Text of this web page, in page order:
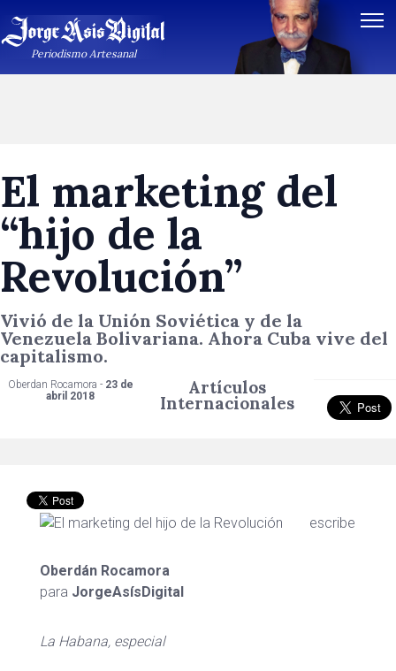
Periodismo Artesanal
El marketing del
“hijo de la
Revolución”
Vivió de la Unión Soviética y de la
Venezuela Bolivariana. Ahora Cuba vive del
capitalismo.
Oberdan Rocamora - 23 de
abril 2018
Artículos
Internacionales
escribe
Oberdán Rocamora
para JorgeAsísDigital
La Habana, especial